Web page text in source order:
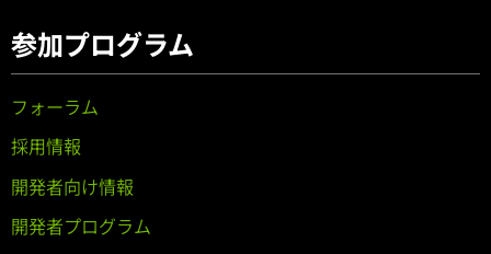
参加プログラム
フォーラム
採用情報
開発者向け情報
開発者プログラム